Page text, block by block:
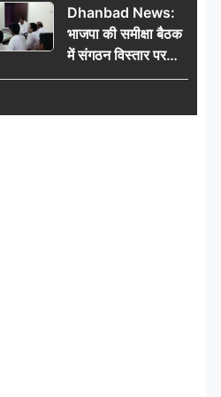
किलो चांदी बरामद
Dhanbad News:
भाजपा की समीक्षा बैठक
में संगठन विस्तार पर
मंथन, बीडीओ से
जनसमस्याओं का विवरण